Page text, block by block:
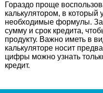
Гораздо проще
калькулятором, в который
необходимые формулы.
сумму и срок кредита,
продукту. Важно иметь в
калькуляторе носит
цифры можно узнать
кредит.